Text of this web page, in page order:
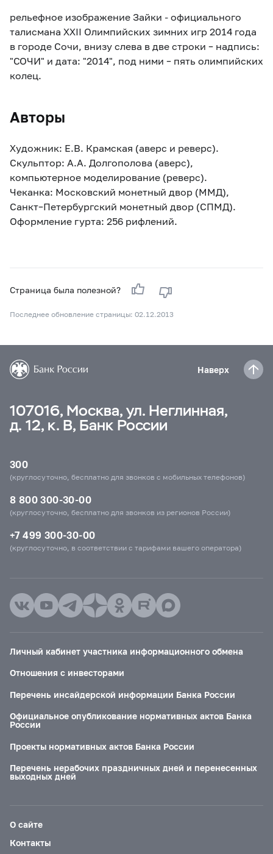
рельефное изображение Зайки - официального
талисмана XXII Олимпийских зимних игр 2014 года
в городе Сочи, внизу слева в две строки – надпись:
"СОЧИ" и дата: "2014", под ними – пять олимпийских
колец.
Авторы
Художник: Е.В. Крамская (аверс и реверс).
Скульптор: А.А. Долгополова (аверс),
компьютерное моделирование (реверс).
Чеканка: Московский монетный двор (ММД),
Санкт–Петербургский монетный двор (СПМД).
Оформление гурта: 256 рифлений.
Страница была полезной?
Последнее обновление страницы: 02.12.2013
Наверх
107016, Москва, ул. Неглинная,
д. 12, к. В, Банк России
300
(круглосуточно, бесплатно для звонков с мобильных телефонов)
8 800 300-30-00
(круглосуточно, бесплатно для звонков из регионов России)
+7 499 300-30-00
(круглосуточно, в соответствии с тарифами вашего оператора)
Личный кабинет участника информационного обмена
Отношения с инвесторами
Перечень инсайдерской информации Банка России
Официальное опубликование нормативных актов Банка
России
Проекты нормативных актов Банка России
Перечень нерабочих праздничных дней и перенесенных
выходных дней
О сайте
Контакты